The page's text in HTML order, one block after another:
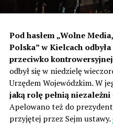
Pod hasłem „Wolne
Polska” w Kielcach
przeciwko
odbył się w niedzielę
Urzędem Wojewódzkim. W
jaką rolę pełnią
Apelowano też do
przyjętej przez Sejm ustawy.